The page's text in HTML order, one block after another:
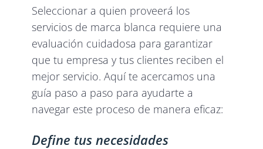
Seleccionar a quien proveerá los
servicios de marca blanca requiere una
evaluación cuidadosa para garantizar
que tu empresa y tus clientes reciben el
mejor servicio. Aquí te acercamos una
guía paso a paso para ayudarte a
navegar este proceso de manera eficaz:
Define tus necesidades